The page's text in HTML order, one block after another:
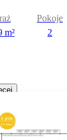
m²
Pokoje
2